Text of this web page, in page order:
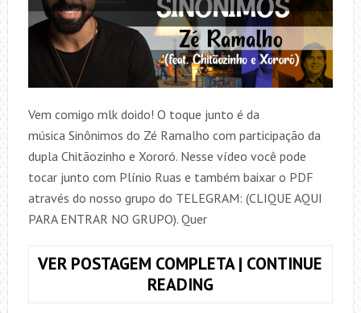
Vem comigo mlk doido! O toque junto é da
música Sinônimos do Zé Ramalho com participação da
dupla Chitãozinho e Xororó. Nesse vídeo você pode
tocar junto com Plínio Ruas e também baixar o PDF
através do nosso grupo do TELEGRAM: (CLIQUE AQUI
PARA ENTRAR NO GRUPO). Quer
VER POSTAGEM COMPLETA | CONTINUE
READINGCOMO